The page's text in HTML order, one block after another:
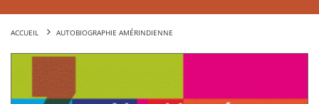
ACCUEIL AUTOBIOGRAPHIE AMÉRINDIENNE